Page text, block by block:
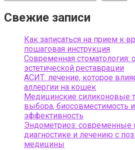
Свежие записи
Как записаться на прием к
пошаговая инструкция
Современная стоматология:
эстетической реставрации
АСИТ: лечение, которое
аллергии на кошек
Медицинские силиконовые
выбора, биосовместимость
эффективность
Эндометриоз: современные
диагностике и лечению с
медицины